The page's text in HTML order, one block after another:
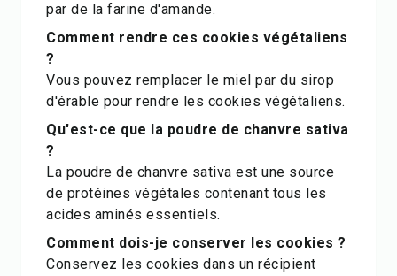
par de la farine d'amande.
Comment rendre ces cookies végétaliens
?
Vous pouvez remplacer le miel par du sirop
d'érable pour rendre les cookies végétaliens.
Qu'est-ce que la poudre de chanvre sativa
?
La poudre de chanvre sativa est une source
de protéines végétales contenant tous les
acides aminés essentiels.
Comment dois-je conserver les cookies ?
Conservez les cookies dans un récipient